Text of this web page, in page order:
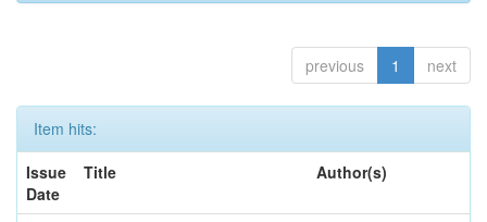
previous 1 next
Item hits:
Issue
Date
Title Author(s)